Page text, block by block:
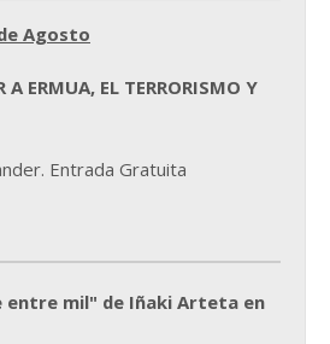
Agosto
A ERMUA, EL TERRORISMO Y
Entrada Gratuita
entre mil" de Iñaki Arteta en